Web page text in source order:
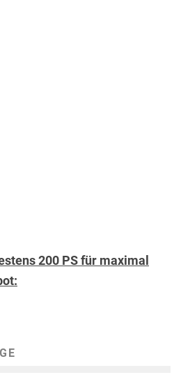
200 PS für maximal